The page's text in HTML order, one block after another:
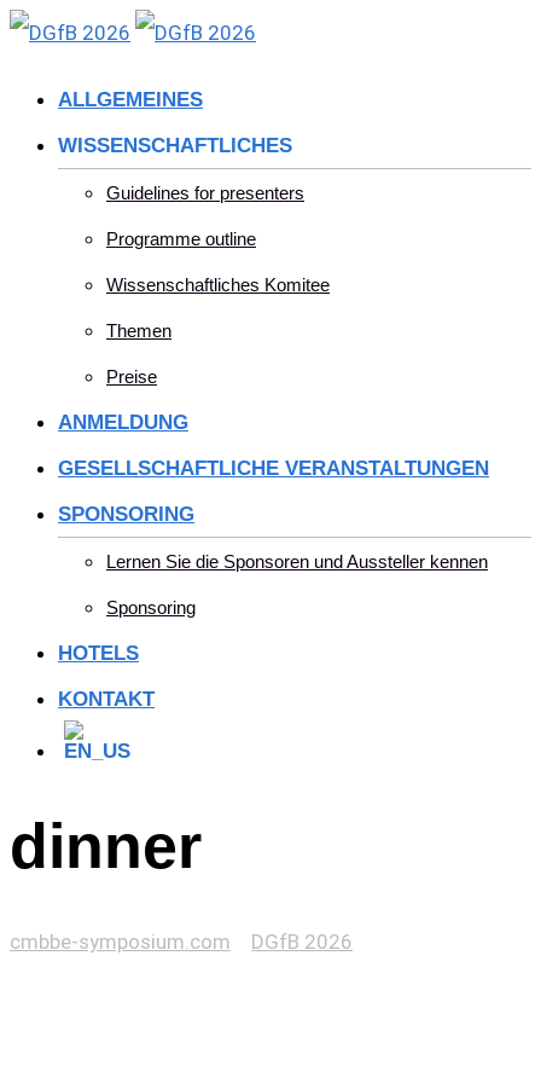
Skip
ALLGEMEINES
WISSENSCHAFTLICHES
Guidelines for presenters
Programme outline
Wissenschaftliches Komitee
Themen
Preise
ANMELDUNG
GESELLSCHAFTLICHE VERANSTALTUNGEN
SPONSORING
Lernen Sie die Sponsoren und Aussteller kennen
Sponsoring
HOTELS
KONTAKT
dinner
cmbbe-symposium.com DGfB 2026